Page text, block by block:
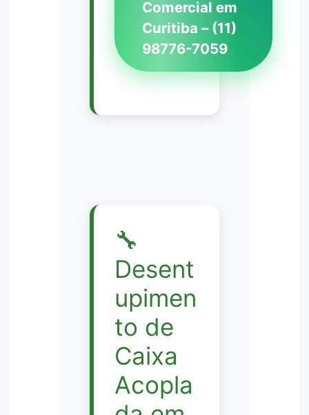
Comercial em
Curitiba – (11)
98776-7059
🔧
Desent
upimen
to de
Caixa
Acopla